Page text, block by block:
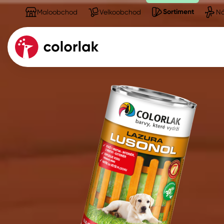
Maloobchod Velkoobchod Sortiment
Kov
Dřevo
Beton, asfalt, minerální
Plast, sklo, keramika
Stěny